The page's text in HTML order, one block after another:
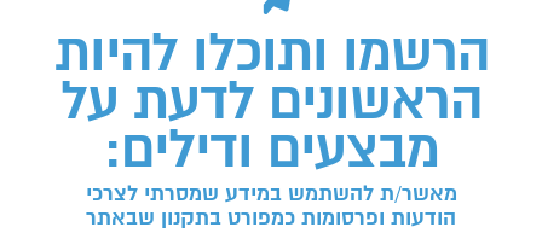
הרשמו ותוכלו להיות
הראשונים לדעת על
מבצעים ודילים:
מאשר/ת להשתמש במידע שמסרתי לצרכי
הודעות ופרסומות כמפורט בתקנון שבאתר